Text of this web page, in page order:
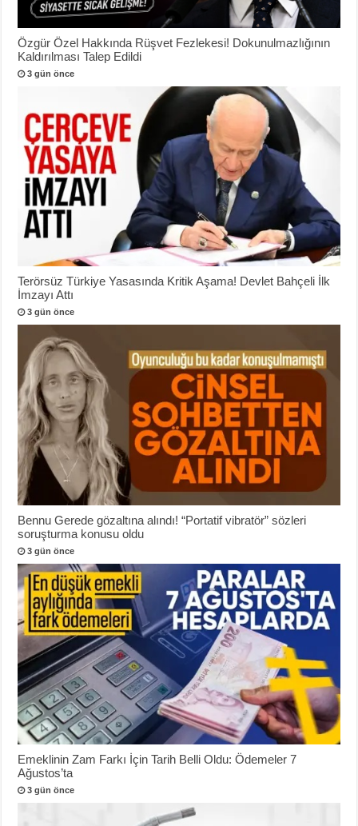
Özgür Özel Hakkında Rüşvet Fezlekesi! Dokunulmazlığının
Kaldırılması Talep Edildi
3 gün önce
Terörsüz Türkiye Yasasında Kritik Aşama! Devlet Bahçeli İlk
İmzayı Attı
3 gün önce
Bennu Gerede gözaltına alındı! “Portatif vibratör” sözleri
soruşturma konusu oldu
3 gün önce
Emeklinin Zam Farkı İçin Tarih Belli Oldu: Ödemeler 7
Ağustos’ta
3 gün önce